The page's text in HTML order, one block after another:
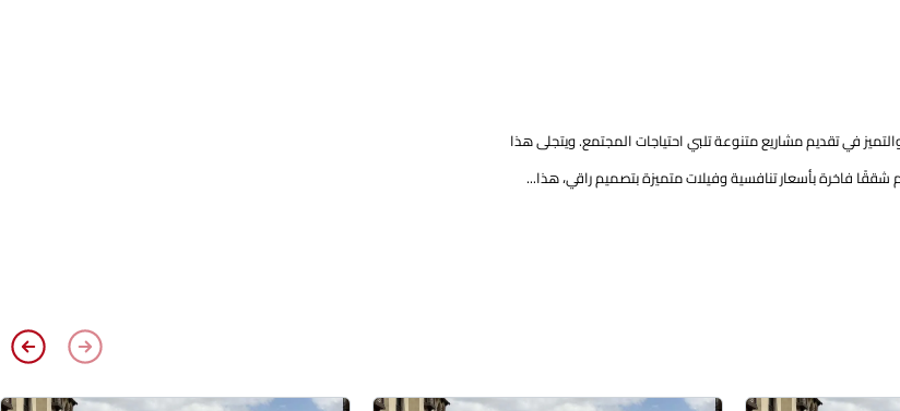
في تقديم مشاريع متنوعة تلبي احتياجات المجتمع. ويتجلى هذا
فاخرة بأسعار تنافسية وفيلات متميزة بتصميم راقي، هذا...